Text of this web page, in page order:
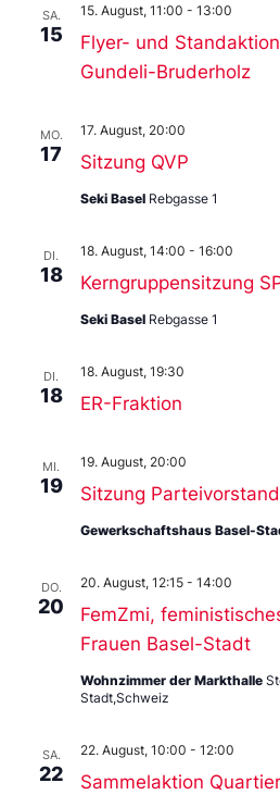
SA.
15
Flyer- und
Gundeli-Bruderholz
15. August, 11:00 - 13:00
MO.
17 Sitzung QVP
17. August, 20:00
Seki Basel Rebgasse 1
DI.
18 Kerngruppensitzung
18. August, 14:00 - 16:00
Seki Basel Rebgasse 1
DI.
18 ER-Fraktion
18. August, 19:30
MI.
19 Sitzung Parteivorstand
19. August, 20:00
Gewerkschaftshaus Basel-
DO.
20
FemZmi,
Frauen Basel-Stadt
20. August, 12:15 - 14:00
Wohnzimmer der Markthalle
Stadt,Schweiz
SA.
22 Sammelaktion
22. August, 10:00 - 12:00